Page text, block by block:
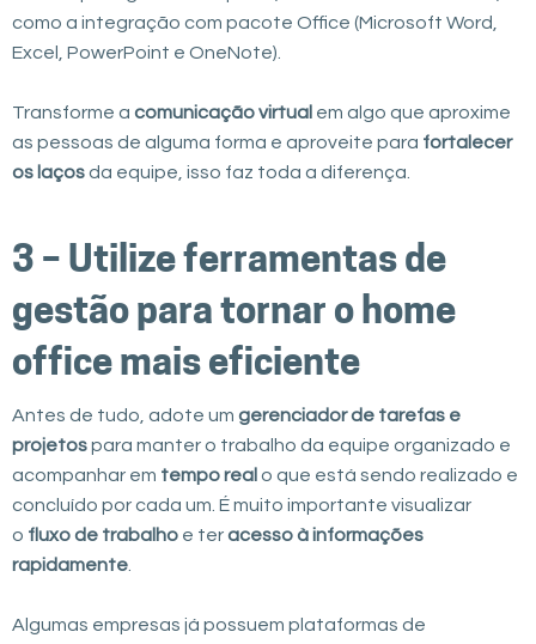
como a integração com pacote Office (Microsoft Word,
Excel, PowerPoint e OneNote).
Transforme a comunicação virtual em algo que aproxime
as pessoas de alguma forma e aproveite para fortalecer
os laçosda equipe, isso faz toda a diferença.‍
3 – Utilize ferramentas de
gestão para tornar o home
office mais eficiente
Antes de tudo, adote um gerenciador de tarefas e
projetospara manter o trabalho da equipe organizado e
acompanhar em tempo real o que está sendo realizado e
concluído por cada um. É muito importante visualizar
o fluxo de trabalho e teracesso à informações
rapidamente.
Algumas empresas já possuem plataformas de